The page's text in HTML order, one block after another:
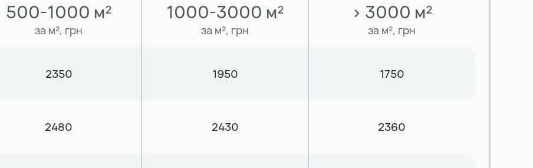
500-1000 м²
за м², грн
1000-3000 м²
за м², грн
> 3000 м²
за м², грн
2350 1950 1750
2480 2430 2360